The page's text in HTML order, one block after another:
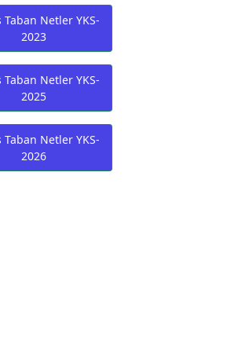
Taban Netler YKS-
2023
Taban Netler YKS-
2025
Taban Netler YKS-
2026